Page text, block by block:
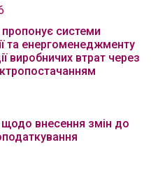
пропонує системи
та енергоменеджменту
виробничих втрат через
внесення змін до